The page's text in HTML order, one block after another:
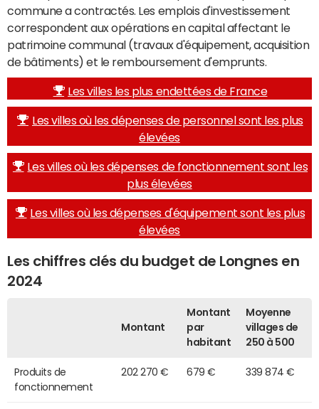
commune a contractés. Les emplois d'investissement
correspondent aux opérations en capital affectant le
patrimoine communal (travaux d'équipement, acquisition
de bâtiments) et le remboursement d'emprunts.
Les villes les plus endettées de France
Les villes où les dépenses de personnel sont les plus
élevées
Les villes où les dépenses de fonctionnement sont les
plus élevées
Les villes où les dépenses d'équipement sont les plus
élevées
Les chiffres clés du budget de Longnes en
2024
Montant
Montant
par
habitant
Moyenne
villages de
250 à 500
Produits de
fonctionnement
202 270 € 679 € 339 874 €